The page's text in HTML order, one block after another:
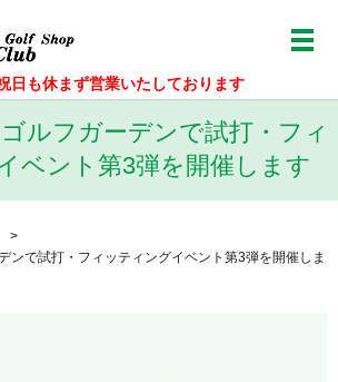
日も休まず営業いたしております
メ
ルフガーデンで試打・フィ
ベント第3弾を開催します
ンで試打・フィッティングイベント第3弾を開催しま